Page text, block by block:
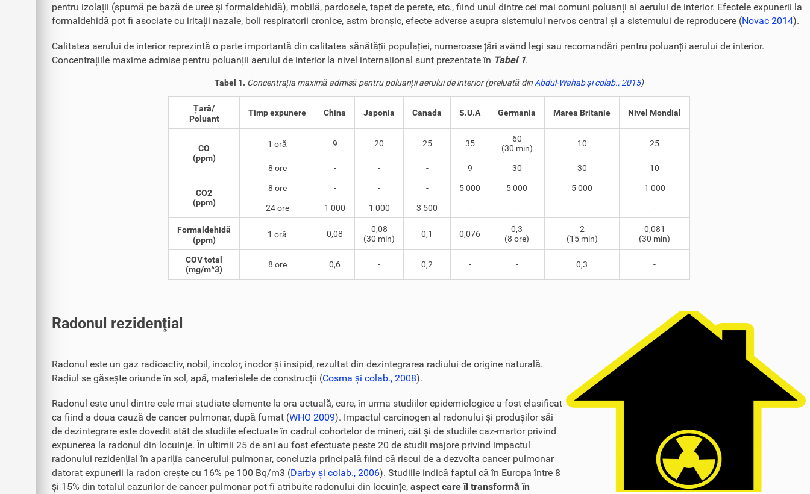
pentru izolații (spumă pe bază de uree și formaldehidă), mobilă, pardosele, tapet de perete, etc., fiind unul dintre cei mai comuni poluanți ai aerului de interior. Efectele expunerii la
formaldehidă pot fi asociate cu iritații nazale, boli respiratorii cronice, astm bronșic, efecte adverse asupra sistemului nervos central și a sistemului de reproducere (Novac 2014).
Calitatea aerului de interior reprezintă o parte importantă din calitatea sănătății populației, numeroase ţări având legi sau recomandări pentru poluanții aerului de interior.
Concentrațiile maxime admise pentru poluanții aerului de interior la nivel internațional sunt prezentate în Tabel 1.
Tabel 1. Concentrația maximă admisă pentru poluanții aerului de interior (preluată din Abdul-Wahab și colab., 2015)
Țară/
Poluant
Timp expunere China Japonia Canada S.U.A Germania Marea Britanie Nivel Mondial
CO
(ppm)
1 oră 9 20 25 35
60
(30 min)
10 25
8 ore - - - 9 30 30 10
CO2
(ppm)
8 ore - - - 5 000 5 000 5 000 1 000
24 ore 1 000 1 000 3 500 - - - -
Formaldehidă
(ppm)
1 oră 0,08
0,08
(30 min)
0,1 0,076
0,3
(8 ore)
2
(15 min)
0,081
(30 min)
COV total
(mg/m^3)
8 ore 0,6 - 0,2 - - 0,3 -
Radonul rezidenţial
Radonul este un gaz radioactiv, nobil, incolor, inodor și insipid, rezultat din dezintegrarea radiului de origine naturală.
Radiul se găsește oriunde în sol, apă, materialele de construcții (Cosma și colab., 2008).
Radonul este unul dintre cele mai studiate elemente la ora actuală, care, în urma studiilor epidemiologice a fost clasificat
ca fiind a doua cauză de cancer pulmonar, după fumat (WHO 2009). Impactul carcinogen al radonului și produșilor săi
de dezintegrare este dovedit atât de studiile efectuate în cadrul cohortelor de mineri, cât și de studiile caz-martor privind
expunerea la radonul din locuinţe. În ultimii 25 de ani au fost efectuate peste 20 de studii majore privind impactul
radonului rezidențial în apariția cancerului pulmonar, concluzia principală fiind că riscul de a dezvolta cancer pulmonar
datorat expunerii la radon crește cu 16% pe 100 Bq/m3 (Darby și colab., 2006). Studiile indică faptul că în Europa între 8
și 15% din totalul cazurilor de cancer pulmonar pot fi atribuite radonului din locuințe, aspect care îl transformă în